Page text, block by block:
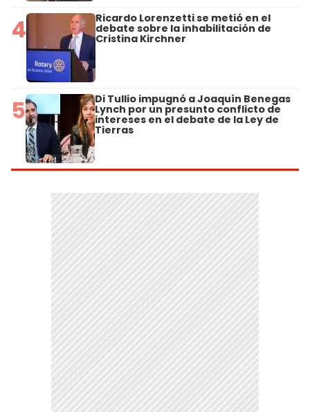
4 Ricardo Lorenzetti se metió en el
debate sobre la inhabilitación de
Cristina Kirchner
5 Di Tullio impugnó a Joaquín Benegas
Lynch por un presunto conflicto de
intereses en el debate de la Ley de
Tierras